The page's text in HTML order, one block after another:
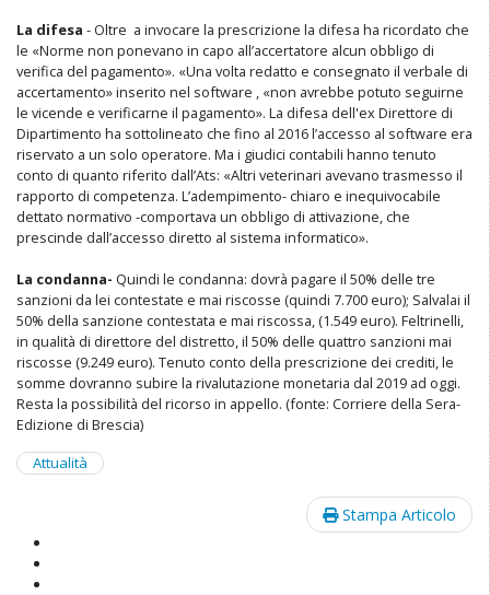
La difesa - Oltre a invocare la prescrizione la difesa ha ricordato che
le «Norme non ponevano in capo all’accertatore alcun obbligo di
verifica del pagamento». «Una volta redatto e consegnato il verbale di
accertamento» inserito nel software , «non avrebbe potuto seguirne
le vicende e verificarne il pagamento». La difesa dell'ex Direttore di
Dipartimento ha sottolineato che fino al 2016 l’accesso al software era
riservato a un solo operatore. Ma i giudici contabili hanno tenuto
conto di quanto riferito dall’Ats: «Altri veterinari avevano trasmesso il
rapporto di competenza. L’adempimento- chiaro e inequivocabile
dettato normativo -comportava un obbligo di attivazione, che
prescinde dall’accesso diretto al sistema informatico».
La condanna- Quindi le condanna: dovrà pagare il 50% delle tre
sanzioni da lei contestate e mai riscosse (quindi 7.700 euro); Salvalai il
50% della sanzione contestata e mai riscossa, (1.549 euro). Feltrinelli,
in qualità di direttore del distretto, il 50% delle quattro sanzioni mai
riscosse (9.249 euro). Tenuto conto della prescrizione dei crediti, le
somme dovranno subire la rivalutazione monetaria dal 2019 ad oggi.
Resta la possibilità del ricorso in appello. (fonte: Corriere della Sera-
Edizione di Brescia)
Attualità
Stampa Articolo